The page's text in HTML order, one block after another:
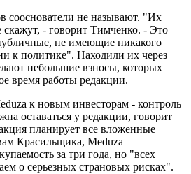
сооснователи не называют. "Их
- говорит Тимченко. - Это
не имеющие никакого
к политике". Находили их через
небольшие взносы, которых
время работы редакции.
к новым инвесторам - контроль
оставаться у редакции, говорит
планирует все вложенные
Красильщика, Meduza
за три года, но "всех
о серьезных страновых рисках".